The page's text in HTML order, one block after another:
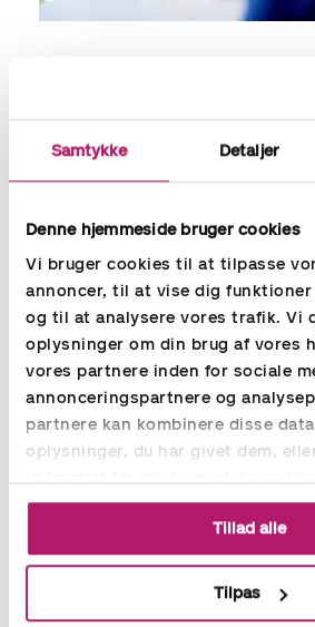
Samtykke Detaljer
Denne hjemmeside bruger cookies
Vi bruger cookies til at tilpasse
annoncer, til at vise dig
og til at analysere vores trafik. Vi
oplysninger om din brug af vores
vores partnere inden for sociale
annonceringspartnere og
partnere kan kombinere disse
oplysninger, du har givet dem,
indsamlet fra din brug af deres
Tillad alle
Tilpas
Professionel
Uanset om I skal bruge en ny leder eller
være værdifuldt at få en second opinion.
kandidat.
Vi giver en samlet vurdering af
tests og interview sammenholdt med
kandidatprofil til jobbet. Det vil give en
til at træffe det rette valg og undgå dyre
Fast pris pr. kandidat
Vi tilbyder en fast pris påkr. 7.500,- pr.
& Interview pakke.
Ved test af minimum 3 kandidater,
personlighedstest på den ansættende
kandidaternes profiler inden den